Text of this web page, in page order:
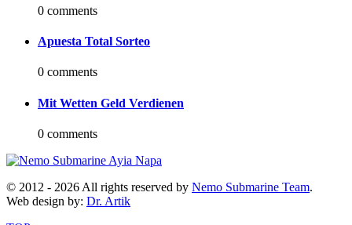
0 comments
Apuesta Total Sorteo
0 comments
Mit Wetten Geld Verdienen
0 comments
© 2012 - 2026 All rights reserved by Nemo Submarine Team.
Web design by: Dr. Artik